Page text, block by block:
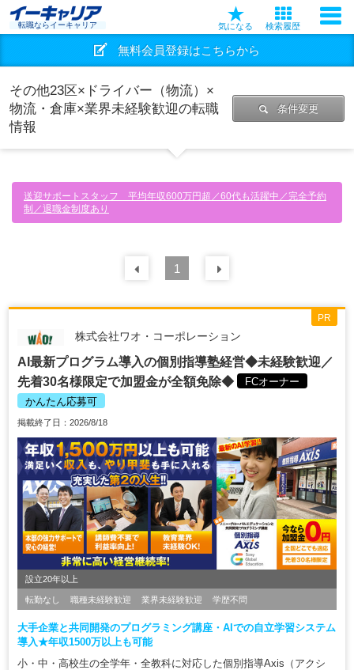
転職ならイーキャリア 気になる 検索履歴
無料会員登録はこちらから
その他23区×ドライバー（物流）×
物流・倉庫×業界未経験歓迎の転職
情報
条件変更
送迎サポートスタッフ 平均年収600万円超／60代も活躍中／完全予約
制／退職金制度あり
前の 件
1
株式会社ワオ・コーポレーション
AI最新プログラム導入の個別指導塾経営◆未経験歓迎／
先着30名様限定で加盟金が全額免除◆
FCオーナー
かんたん応募可
掲載終了日：2026/8/18
設立20年以上
転勤なし 職種未経験歓迎 業界未経験歓迎 学歴不問
大手企業と共同開発のプログラミング講座・AIでの自立学習システム
導入★年収1500万以上も可能
小・中・高校生の全学年・全教科に対応した個別指導Axis（アクシ
PR